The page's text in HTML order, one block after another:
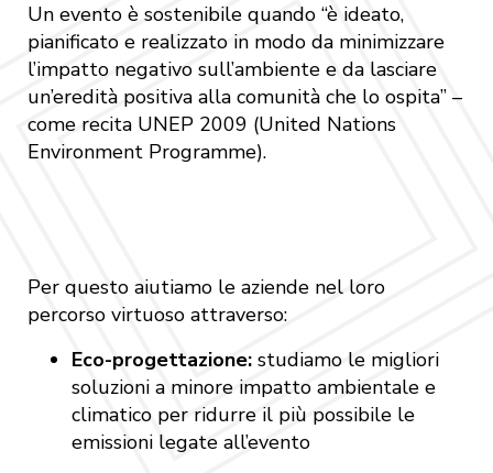
Un evento è sostenibile quando “è ideato,
pianificato e realizzato in modo da minimizzare
l’impatto negativo sull’ambiente e da lasciare
un’eredità positiva alla comunità che lo ospita” –
come recita UNEP 2009 (United Nations
Environment Programme).
Per questo aiutiamo le aziende nel loro
percorso virtuoso attraverso:
Eco-progettazione: studiamo le migliori
soluzioni a minore impatto ambientale e
climatico per ridurre il più possibile le
emissioni legate all’evento